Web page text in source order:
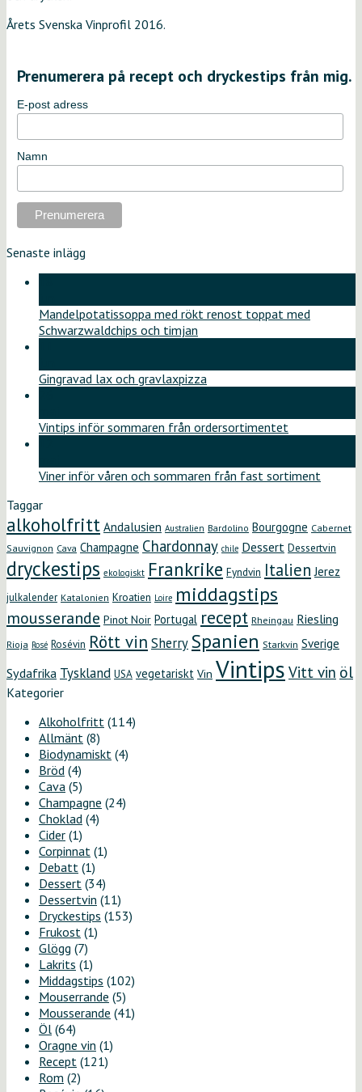
Årets Svenska Vinprofil 2016.
Prenumerera på recept och dryckestips från mig.
E-post adress
Namn
Senaste inlägg
Mandelpotatissoppa med rökt renost toppat med
Schwarzwaldchips och timjan
Gingravad lax och gravlaxpizza
Vintips inför sommaren från ordersortimentet
Viner inför våren och sommaren från fast sortiment
Taggar
alkoholfritt Andalusien Australien Bardolino Bourgogne Cabernet
Sauvignon Cava Champagne Chardonnay chile Dessert Dessertvin
dryckestips ekologiskt Frankrike Fyndvin Italien Jerez
julkalender Katalonien Kroatien Loire middagstips
mousserande Pinot Noir Portugal recept Rheingau Riesling
Rioja Rosé Rosévin Rött vin SherrySpanien Starkvin Sverige
Sydafrika Tyskland USA vegetariskt Vin Vintips Vitt vin öl
Kategorier
Alkoholfritt (114)
Allmänt (8)
Biodynamiskt (4)
Bröd (4)
Cava (5)
Champagne (24)
Choklad (4)
Cider (1)
Corpinnat (1)
Debatt (1)
Dessert (34)
Dessertvin (11)
Dryckestips (153)
Frukost (1)
Glögg (7)
Lakrits (1)
Middagstips (102)
Mouserrande (5)
Mousserande (41)
Öl (64)
Oragne vin (1)
Recept (121)
Rom (2)